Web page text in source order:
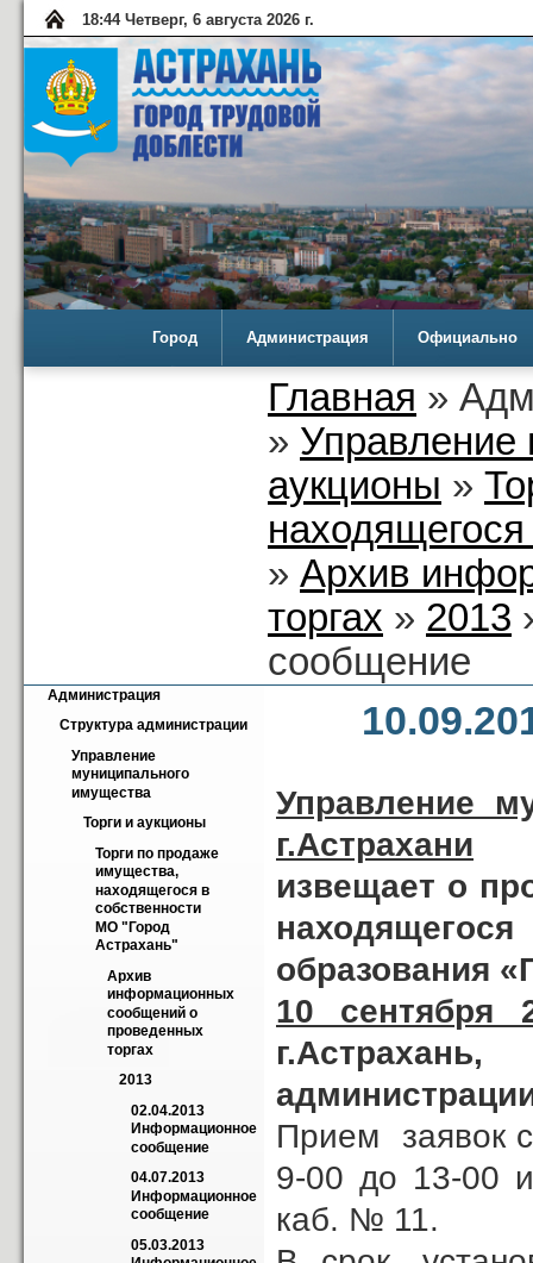
18:44 Четверг, 6 августа 2026 г.
Город Администрация Официально
Главная »
» Управление
аукционы »
» Архив
торгах » 2013
сообщение
Администрация
Структура администрации
Управление
муниципального
имущества
Торги и аукционы
Торги по продаже
имущества,
находящегося в
собственности
МО "Город
Астрахань"
Архив
информационных
сообщений о
проведенных
торгах
2013
02.04.2013
Информационное
сообщение
04.07.2013
Информационное
сообщение
05.03.2013
Управление
г.Астрахани
извещает о
образования
10 сентября
Прием заявок
9-00 до 13-00
каб. № 11.